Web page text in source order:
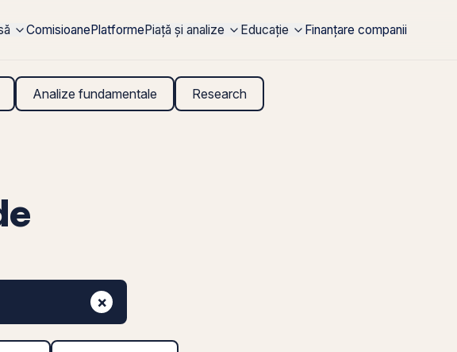
ComisioanePlatformePiață și analize Educație Finanțare companii
Analize fundamentale Research
×